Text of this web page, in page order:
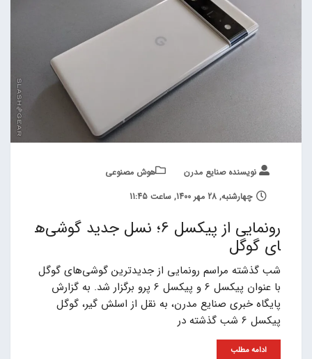
نویسنده صنایع مدرن
هوش مصنوعی
چهارشنبه, 28 مهر 1400, ساعت 11:45
رونمایی از پیکسل 6؛ نسل جدید گوشی‌ه
ای گوگل
شب گذشته مراسم رونمایی از جدیدترین گوشی‌های گوگل
با عنوان پیکسل 6 و پیکسل 6 پرو برگزار شد. به گزارش
پایگاه خبری صنایع مدرن، به نقل از اسلش گیر، گوگل
پیکسل 6 شب گذشته در
ادامه مطلب